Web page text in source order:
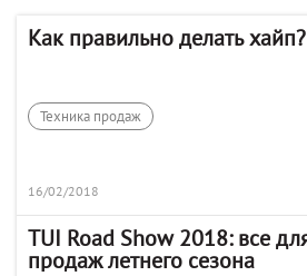
Как правильно делать хайп?
Техника продаж
16/02/2018
TUI Road Show 2018: все для активных
продаж летнего сезона